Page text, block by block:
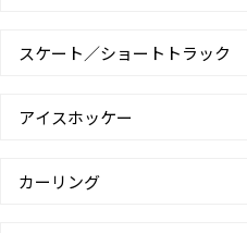
スケート／ショートトラック
アイスホッケー
カーリング